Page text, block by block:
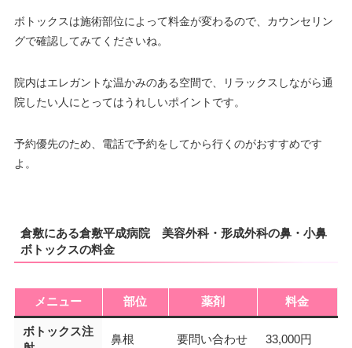
ボトックスは施術部位によって料金が変わるので、カウンセリン
グで確認してみてくださいね。
院内はエレガントな温かみのある空間で、リラックスしながら通
院したい人にとってはうれしいポイントです。
予約優先のため、電話で予約をしてから行くのがおすすめです
よ。
倉敷にある倉敷平成病院 美容外科・形成外科の鼻・小鼻
ボトックスの料金
メニュー 部位 薬剤 料金
ボトックス注
鼻根 要問い合わせ 33,000円